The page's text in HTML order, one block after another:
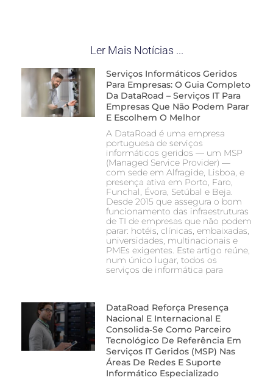
Ler Mais Notícias ...
Serviços Informáticos Geridos
Para Empresas: O Guia Completo
Da DataRoad – Serviços IT Para
Empresas Que Não Podem Parar
E Escolhem O Melhor
A DataRoad é uma empresa
portuguesa de serviços
informáticos geridos — um MSP
(Managed Service Provider) —
com sede em Alfragide, Lisboa, e
presença ativa em Porto, Faro,
Funchal, Évora, Setúbal e Beja.
Desde 2015 que assegura o bom
funcionamento das infraestruturas
de TI de empresas que não podem
parar: hotéis, clínicas, embaixadas,
universidades, multinacionais e
PMEs exigentes. Este artigo reúne,
num único lugar, todos os
serviços de informática para
DataRoad Reforça Presença
Nacional E Internacional E
Consolida‑se Como Parceiro
Tecnológico De Referência Em
Serviços IT Geridos (MSP) Nas
Áreas De Redes E Suporte
Informático Especializado